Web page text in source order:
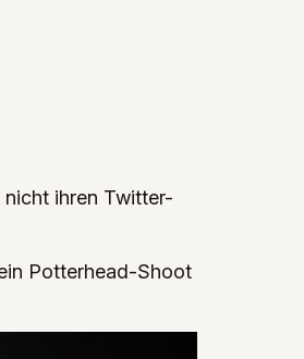
ihren Twitter-
Potterhead-Shoot